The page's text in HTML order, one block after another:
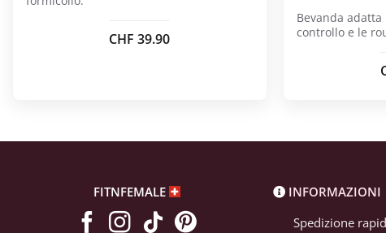
CHF 39.90
prodotto
Bevanda
controllo e le
FITNFEMALE
INFORMAZIONI
Spedizione